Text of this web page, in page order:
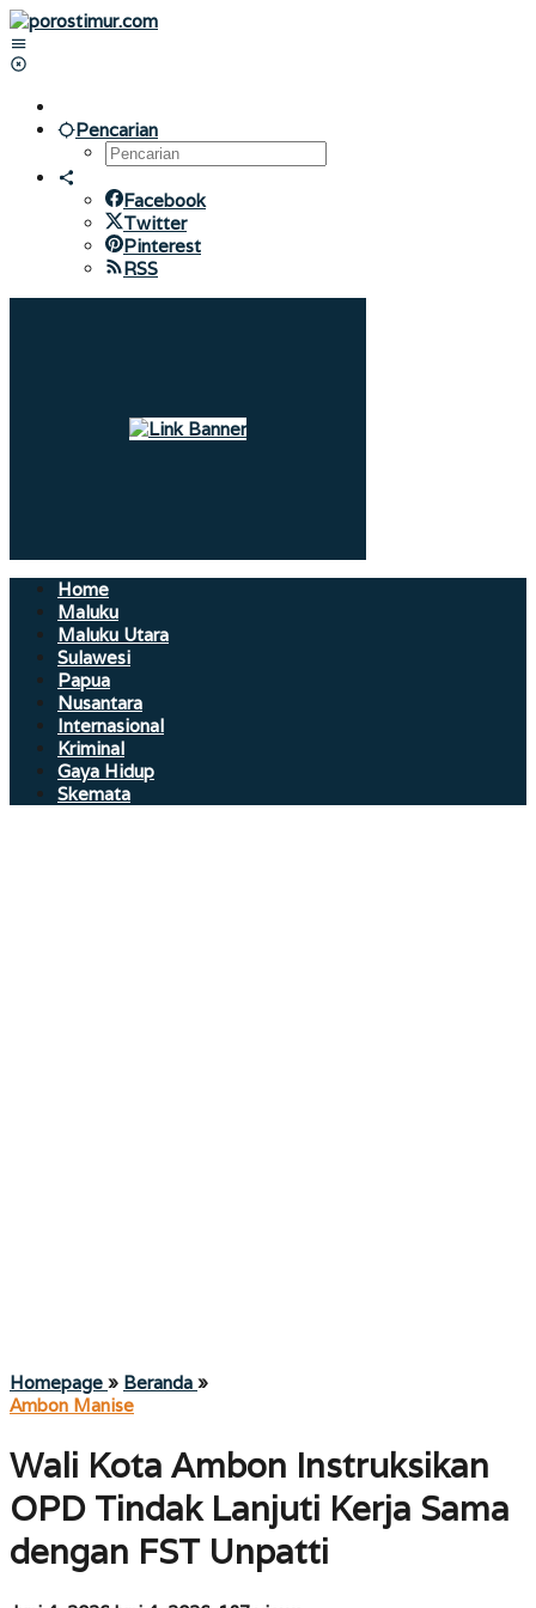
Lewati
ke
konten
Pencarian
Facebook
Twitter
Pinterest
RSS
Home
Maluku
Maluku Utara
Sulawesi
Papua
Nusantara
Internasional
Kriminal
Gaya Hidup
Skemata
Homepage » Beranda »Wali
Instruksikan
OPD
Tindak
Lanjuti
Kerja
Sama
Ambon Manise
Wali Kota Ambon Instruksikan
OPD Tindak Lanjuti Kerja Sama
dengan FST Unpatti